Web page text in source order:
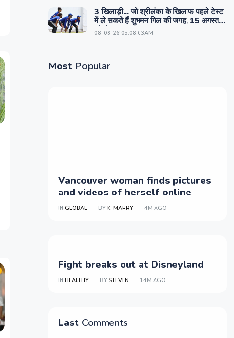
3 खिलाड़ी... जो श्रीलंका के खिलाफ पहले टेस्ट
में ले सकते हैं शुभमन गिल की जगह, 15 अगस्त
को है मुकाबला
08-08-26 05:08:03AM
Most Popular
Vancouver woman finds pictures
and videos of herself online
IN GLOBAL BY K. MARRY 4M AGO
Fight breaks out at Disneyland
IN HEALTHY BY STEVEN 14M AGO
Last Comments